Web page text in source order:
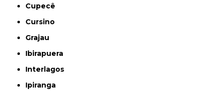
Cupecê
Cursino
Grajau
Ibirapuera
Interlagos
Ipiranga